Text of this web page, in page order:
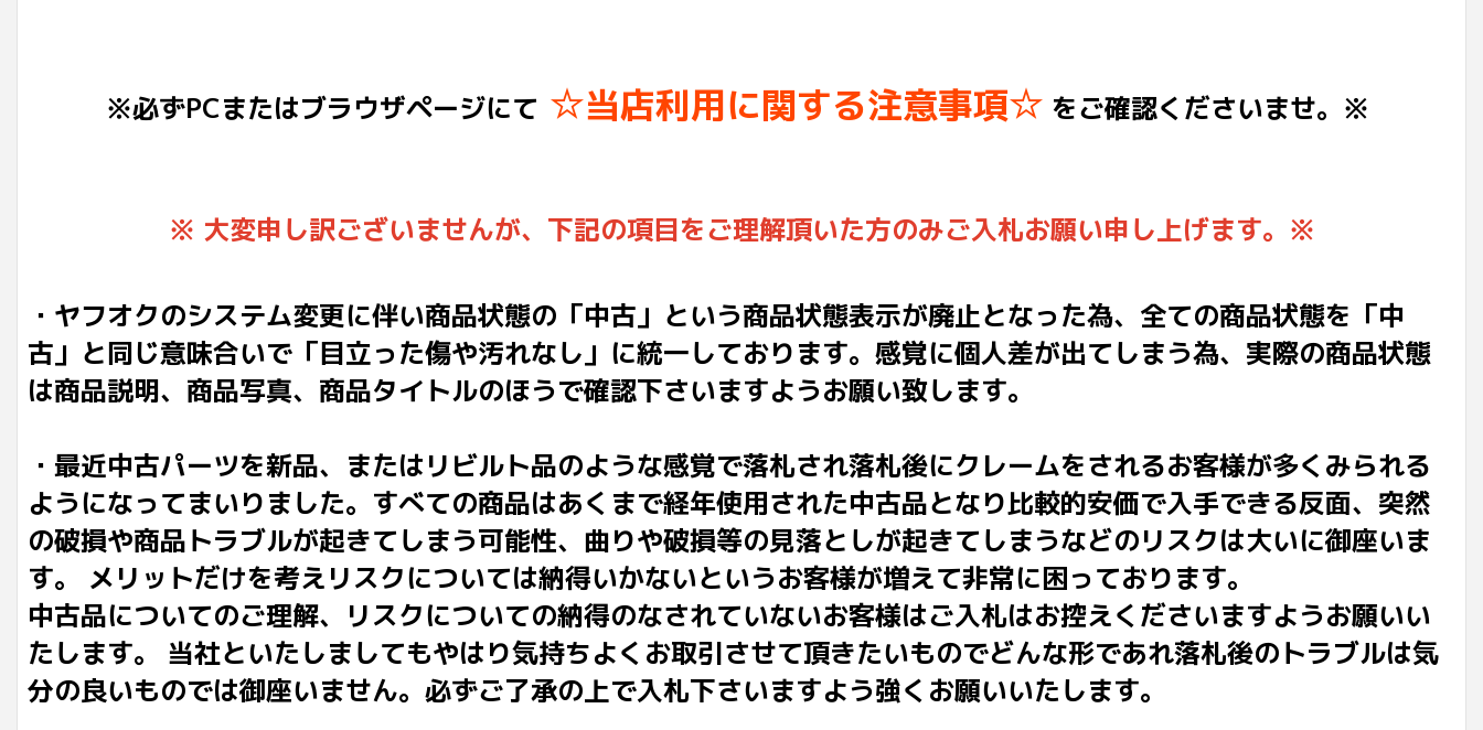
※必ずPCまたはブラウザページにて ☆当店利用に関する注意事項☆ をご確認くださいませ。※
※ 大変申し訳ございませんが、下記の項目をご理解頂いた方のみご入札お願い申し上げます。※
・ヤフオクのシステム変更に伴い商品状態の「中古」という商品状態表示が廃止となった為、全ての商品状態を「中
古」と同じ意味合いで「目立った傷や汚れなし」に統一しております。感覚に個人差が出てしまう為、実際の商品状態
は商品説明、商品写真、商品タイトルのほうで確認下さいますようお願い致します。
・最近中古パーツを新品、またはリビルト品のような感覚で落札され落札後にクレームをされるお客様が多くみられる
ようになってまいりました。すべての商品はあくまで経年使用された中古品となり比較的安価で入手できる反面、突然
の破損や商品トラブルが起きてしまう可能性、曲りや破損等の見落としが起きてしまうなどのリスクは大いに御座いま
す。 メリットだけを考えリスクについては納得いかないというお客様が増えて非常に困っております。
中古品についてのご理解、リスクについての納得のなされていないお客様はご入札はお控えくださいますようお願いい
たします。 当社といたしましてもやはり気持ちよくお取引させて頂きたいものでどんな形であれ落札後のトラブルは気
分の良いものでは御座いません。必ずご了承の上で入札下さいますよう強くお願いいたします。